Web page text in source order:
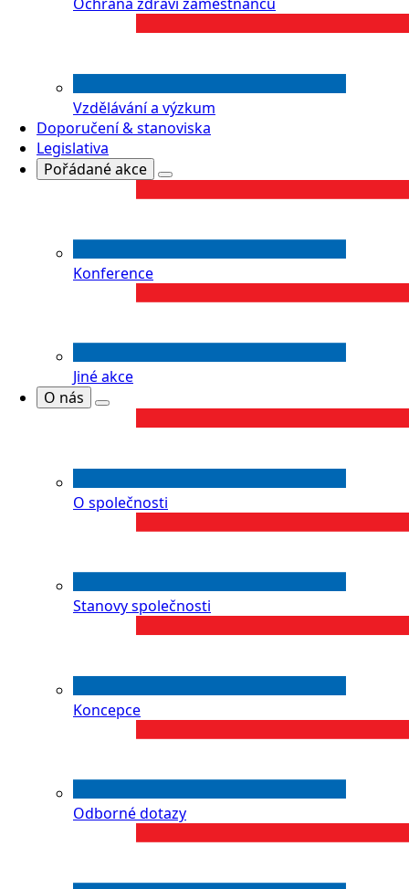
Vzdělávání a výzkum
Doporučení & stanoviska
Legislativa
Pořádané akce
Konference
Jiné akce
O nás
O společnosti
Stanovy společnosti
Koncepce
Odborné dotazy